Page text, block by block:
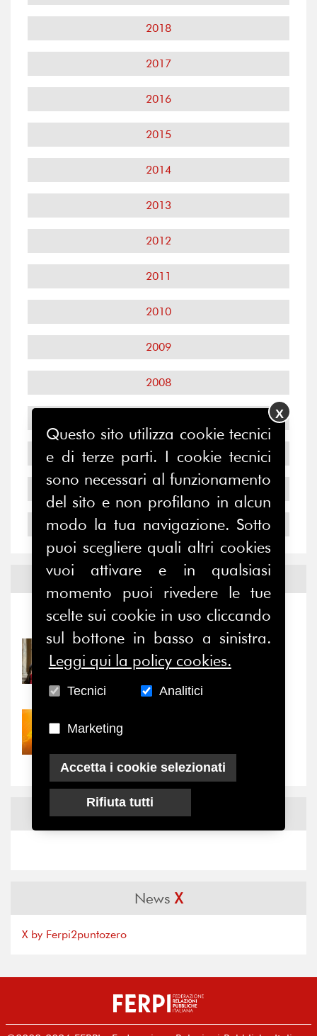
2018
2017
2016
2015
2014
2013
2012
2011
2010
2009
2008
2006
2005
2004
Notizie ed Eventi
Notizie -Eventi
31/07/2026
Prima della pausa estiva,
il valore di...
30/07/2026
Nove anni dopo la
“grande cecità”: la...
NewsFacebook
News X
X by Ferpi2puntozero
Questo sito utilizza cookie tecnici
e di terze parti. I cookie tecnici
sono necessari al funzionamento
del sito e non profilano in alcun
modo la tua navigazione. Sotto
puoi scegliere quali altri cookies
vuoi attivare e in qualsiasi
momento puoi rivedere le tue
scelte sui cookie in uso cliccando
sul bottone in basso a sinistra.
Leggi qui la policy cookies.
Tecnici Analitici
Marketing
Accetta i cookie selezionati
Rifiuta tutti
X